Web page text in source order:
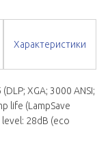
Характеристики
XGA; 3000 ANSI;
life (LampSave
28dB (eco